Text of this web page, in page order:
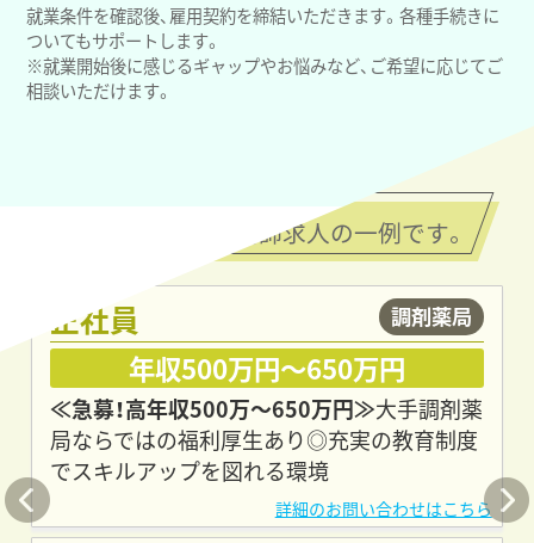
就業条件を確認後、雇用契約を締結いただきます。各種手続きに
ついてもサポートします。
※就業開始後に感じるギャップやお悩みなど、ご希望に応じてご
相談いただけます。
ご紹介できる薬剤師求人の一例です。
正社員 調剤薬局
年収500万円～650万円
≪急募！高年収500万～650万円≫大手調剤薬
局ならではの福利厚生あり◎充実の教育制度
でスキルアップを図れる環境